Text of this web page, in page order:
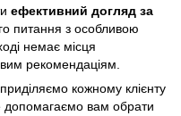
ефективний догляд за
питання з особливою
немає місця
рекомендаціям.
кожному клієнту
вам обрати